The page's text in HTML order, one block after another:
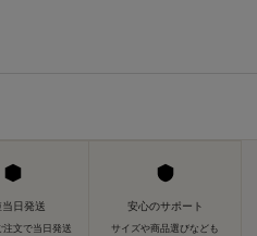
日発送
注文で当日発送
安心のサポート
サイズや商品選びなども